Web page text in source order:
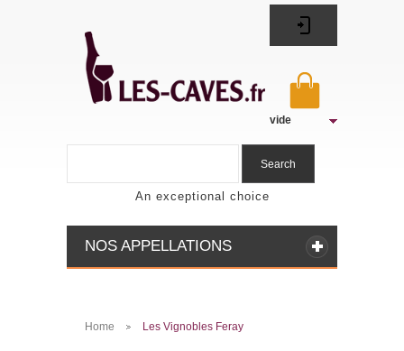
An exceptional choice
vide
NOS APPELLATIONS
Search
Home
Les Vignobles Feray